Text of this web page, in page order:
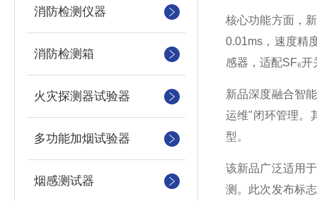
消防检测仪器
消防检测箱
火灾探测器试验器
多功能加烟试验器
烟感测试器
核心功能方面，
0.01ms，速度精
感器，适配SF₆
新品深度融合智
运维"闭环管理。
型。
该新品广泛适用
测。此次发布标